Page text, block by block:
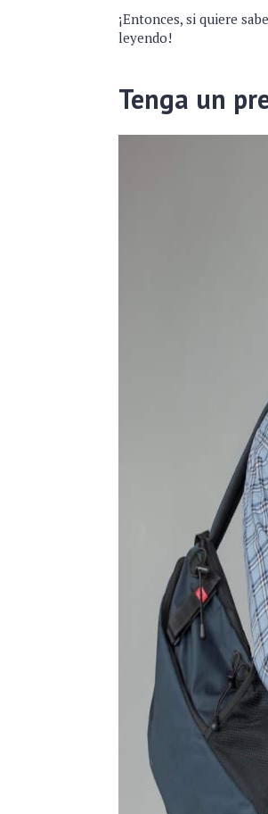
¡Entonces, si quiere
leyendo!
Tenga un